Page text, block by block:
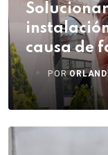
causa de
POR